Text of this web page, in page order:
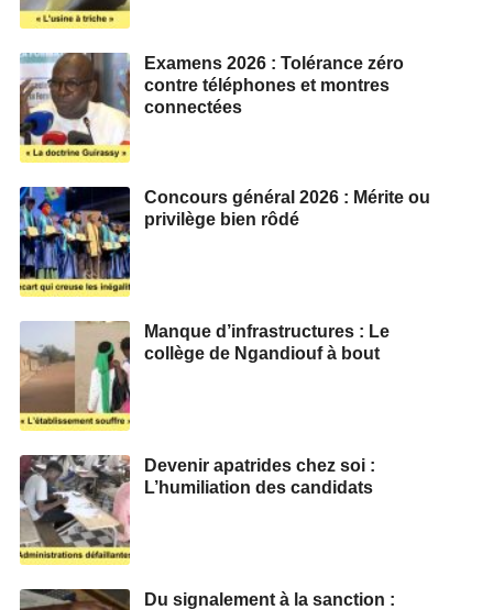
Examens 2026 : Tolérance zéro
contre téléphones et montres
connectées
Concours général 2026 : Mérite ou
privilège bien rôdé
Manque d’infrastructures : Le
collège de Ngandiouf à bout
Devenir apatrides chez soi :
L’humiliation des candidats
Du signalement à la sanction :